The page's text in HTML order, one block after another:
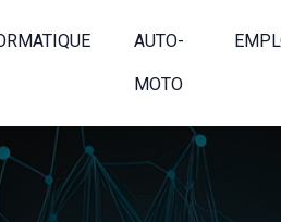
AUTO-
MOTO